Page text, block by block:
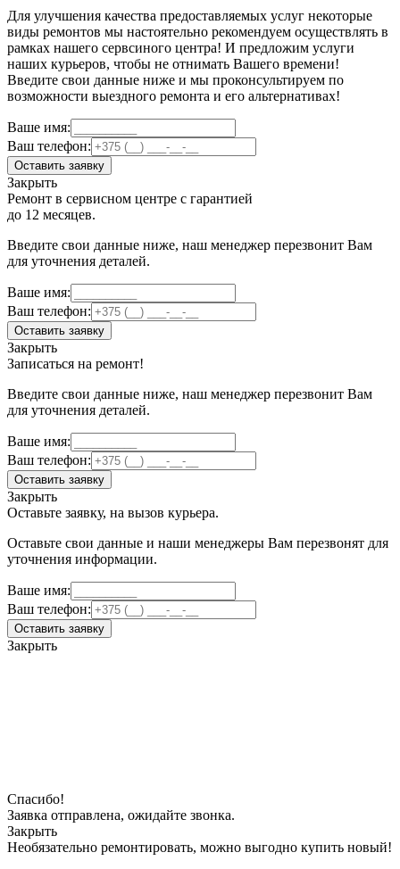
Для улучшения качества предоставляемых услуг некоторые
виды ремонтов мы настоятельно рекомендуем осуществлять в
рамках нашего сервсиного центра! И предложим услуги
наших курьеров, чтобы не отнимать Вашего времени!
Введите свои данные ниже и мы проконсультируем по
возможности выездного ремонта и его альтернативах!
Ваше имя:
Ваш телефон:
Оставить заявку
Закрыть
Ремонт в сервисном центре с гарантией
до 12 месяцев.
Введите свои данные ниже, наш менеджер перезвонит Вам
для уточнения деталей.
Ваше имя:
Ваш телефон:
Оставить заявку
Закрыть
Записаться на ремонт!
Введите свои данные ниже, наш менеджер перезвонит Вам
для уточнения деталей.
Ваше имя:
Ваш телефон:
Оставить заявку
Закрыть
Оставьте заявку, на вызов курьера.
Оставьте свои данные и наши менеджеры Вам перезвонят для
уточнения информации.
Ваше имя:
Ваш телефон:
Оставить заявку
Закрыть
Спасибо!
Заявка отправлена, ожидайте звонка.
Закрыть
Необязательно ремонтировать, можно выгодно купить новый!